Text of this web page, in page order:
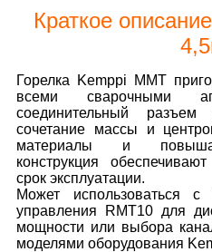
Краткое
Горелка Kemppi MMT
всеми сварочными
соединительный
сочетание массы и
материалы и
конструкция
срок эксплуатации.
Может использоваться с
управления RMT10 для
мощности или выбора
моделями оборудования